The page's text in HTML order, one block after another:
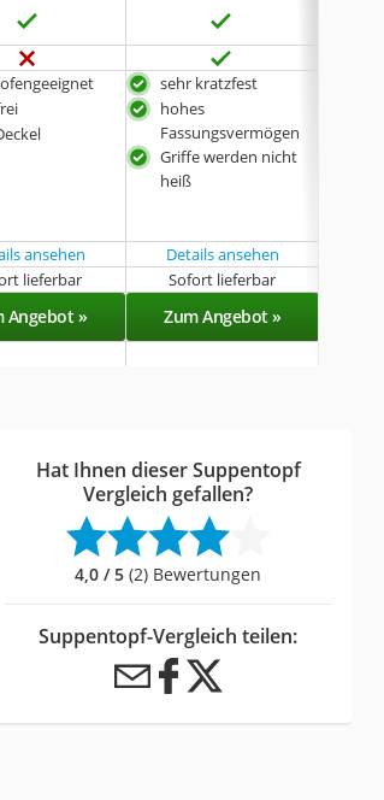
sehr kratzfest
hohes
Fassungsvermögen
Griffe werden nicht
heiß
ansehen Details ansehen
lieferbar Sofort lieferbar
Angebot » Zum Angebot »
Hat Ihnen dieser Suppentopf
Vergleich gefallen?
4,0 / 5 (2) Bewertungen
Suppentopf-Vergleich teilen: